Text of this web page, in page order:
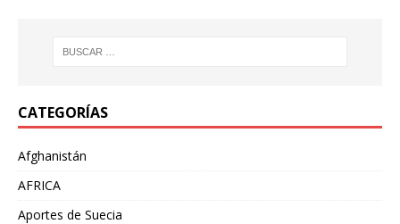
CATEGORÍAS
Afghanistán
AFRICA
Aportes de Suecia